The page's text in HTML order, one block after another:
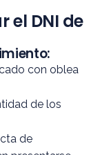
el DNI de
con oblea
de los
de